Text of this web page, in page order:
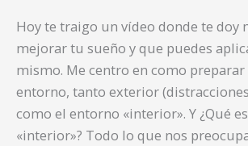
Hoy te traigo un vídeo donde te doy
mejorar tu sueño y que puedes
mismo. Me centro en como
entorno, tanto exterior
como el entorno «interior». Y ¿Qué
«interior»? Todo lo que nos